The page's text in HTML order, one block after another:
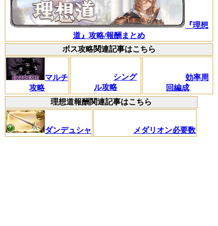
『理想
道』攻略/報酬まとめ
ボス攻略関連記事はこちら
マルチ
攻略
シング
ル攻略
効率周
回編成
理想道報酬関連記事はこちら
ダンデュシャ メダリオン必要数